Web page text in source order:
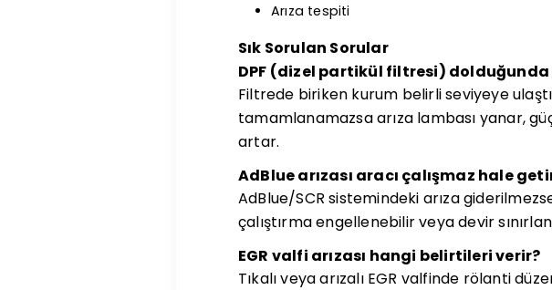
Arıza tespiti
Sık Sorulan Sorular
DPF (dizel partikül filtresi) dolduğunda
Filtrede biriken kurum belirli seviyeye
tamamlanamazsa arıza lambası yanar,
artar.
AdBlue arızası aracı çalışmaz hale
AdBlue/SCR sistemindeki arıza
çalıştırma engellenebilir veya devir
EGR valfi arızası hangi belirtileri verir?
Tıkalı veya arızalı EGR valfinde rölanti